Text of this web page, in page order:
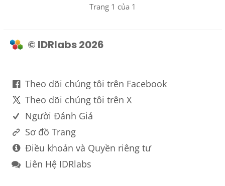
Trang 1 của 1
© IDRlabs 2026
Theo dõi chúng tôi trên Facebook
Theo dõi chúng tôi trên X
Người Đánh Giá
Sơ đồ Trang
Điều khoản và Quyền riêng tư
Liên Hệ IDRlabs